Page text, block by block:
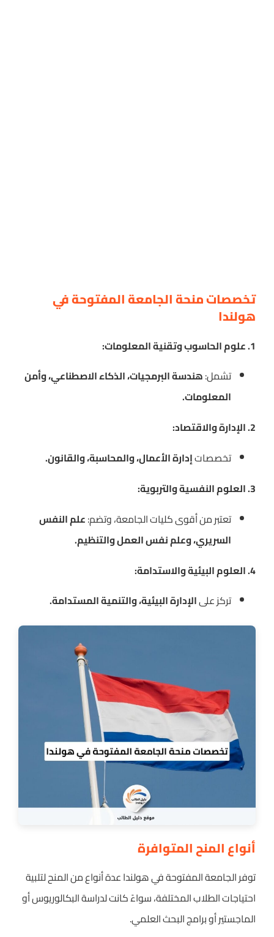
تخصصات منحة الجامعة المفتوحة في
هولندا
1. علوم الحاسوب وتقنية المعلومات:
تشمل:هندسة البرمجيات، الذكاء الاصطناعي، وأمن
المعلومات.
2. الإدارة والاقتصاد:
تخصصاتإدارة الأعمال، والمحاسبة، والقانون.
3. العلوم النفسية والتربوية:
تعتبر من أقوى كليات الجامعة، وتضم:علم النفس
السريري، وعلم نفس العمل والتنظيم.
4. العلوم البيئية والاستدامة:
تركز علىالإدارة البيئية، والتنمية المستدامة.
أنواع المنح المتوافرة
توفر الجامعة المفتوحة في هولندا عدة أنواع من المنح لتلبية
احتياجات الطلاب المختلفة، سواءً كانت لدراسة البكالوريوس أو
الماجستير أو برامج البحث العلمي.